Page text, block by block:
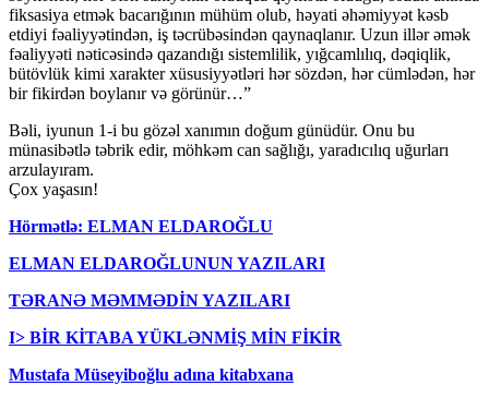
fiksasiya etmək bacarığının mühüm olub, həyati əhəmiyyət kəsb
etdiyi fəaliyyətindən, iş təcrübəsindən qaynaqlanır. Uzun illər əmək
fəaliyyəti nəticəsində qazandığı sistemlilik, yığcamlılıq, dəqiqlik,
bütövlük kimi xarakter xüsusiyyətləri hər sözdən, hər cümlədən, hər
bir fikirdən boylanır və görünür…”
Bəli, iyunun 1-i bu gözəl xanımın doğum günüdür. Onu bu
münasibətlə təbrik edir, möhkəm can sağlığı, yaradıcılıq uğurları
arzulayıram.
Çox yaşasın!
Hörmətlə: ELMAN ELDAROĞLU
ELMAN ELDAROĞLUNUN YAZILARI
TƏRANƏ MƏMMƏDİN YAZILARI
I> BİR KİTABA YÜKLƏNMİŞ MİN FİKİR
Mustafa Müseyiboğlu adına kitabxana